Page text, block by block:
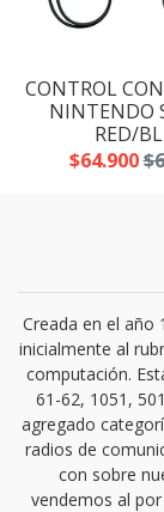
CONTROL
NINTENDO
RED/
$64.900
Creada en el año
inicialmente al
computación.
61-62, 1051,
agregado
radios de
con sobre
vendemos al